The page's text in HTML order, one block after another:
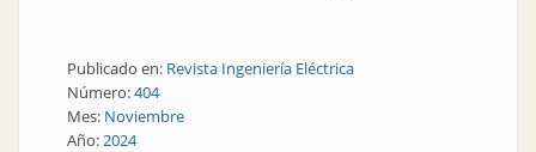
Publicado en: Revista Ingeniería Eléctrica
Número:404
Mes: Noviembre
Año:2024